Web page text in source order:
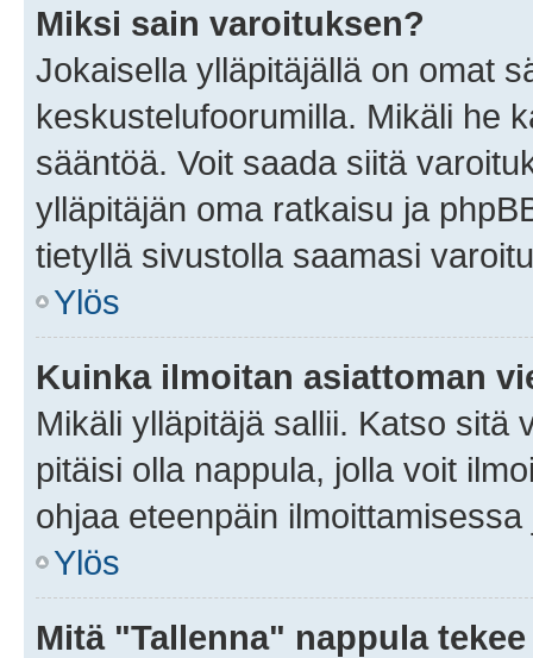
Miksi sain varoituksen?
Jokaisella ylläpitäjällä on omat
keskustelufoorumilla. Mikäli he
sääntöä. Voit saada siitä
ylläpitäjän oma ratkaisu ja
tietyllä sivustolla saamasi
Ylös
Kuinka ilmoitan asiattoman
Mikäli ylläpitäjä sallii. Katso sitä
pitäisi olla nappula, jolla voit
ohjaa eteenpäin
Ylös
Mitä "Tallenna" nappula